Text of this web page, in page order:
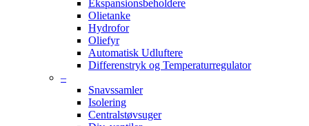
Ekspansionsbeholdere
Olietanke
Hydrofor
Oliefyr
Automatisk Udluftere
Differenstryk og Temperaturregulator
–
Snavssamler
Isolering
Centralstøvsuger